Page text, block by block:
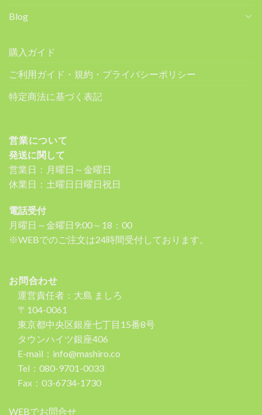
Blog
購入ガイド
ご利用ガイド・規約・プライバシーポリシー
特定商法に基づく表記
営業について
発送に関して
営業日：月曜日～金曜日
休業日：土曜日日曜日祝日
電話受付
月曜日～金曜日9:00～18：00
※WEBでのご注文は24時間受付しております。
お問合わせ
運営責任者：大島 ましろ
〒104-0061
東京都中央区銀座七丁目15番8号
タウンハイツ銀座406
E-mail：info@mashiro.co
Tel：080-9701-0033
Fax：03-6734-1730
WEBでお問合せ